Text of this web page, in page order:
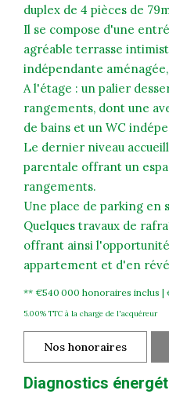
duplex de 4 pièces de
Il se compose d'une
agréable terrasse
indépendante
A l'étage : un palier
rangements, dont une
de bains et un WC
Le dernier niveau
parentale offrant un
rangements.
Une place de parking en
Quelques travaux de
offrant ainsi
appartement et d'en
** €540 000 honoraires inclus |
5.00% TTC à la charge de l'acquéreur
Nos honoraires
Diagnostics